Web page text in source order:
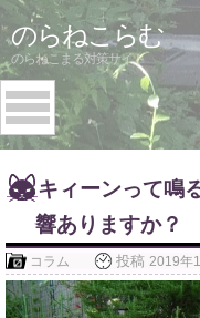
Skip
to
content
のらねこらむ
のらねこまる対策サイト
キィーンって鳴
響ありますか？
コラム 投稿 2019年